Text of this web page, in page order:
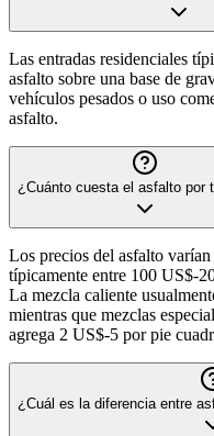
Las entradas residenciales
asfalto sobre una base de
vehículos pesados o uso
asfalto.
¿Cuánto cuesta el asfalto por
Los precios del asfalto
típicamente entre 100 US$-
La mezcla caliente
mientras que mezclas
agrega 2 US$-5 por pie
¿Cuál es la diferencia entre